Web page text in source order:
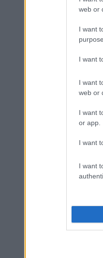
web or
I want
I want
I want
web or
I want
or app.
I want
I want